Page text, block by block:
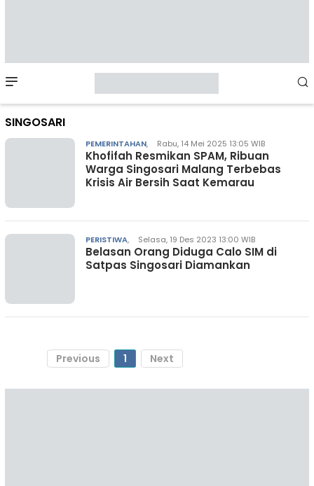
Menu
SINGOSARI
PEMERINTAHAN, Rabu, 14 Mei 2025 13:05 WIB
Khofifah Resmikan SPAM, Ribuan
Warga Singosari Malang Terbebas
Krisis Air Bersih Saat Kemarau
PERISTIWA, Selasa, 19 Des 2023 13:00 WIB
Belasan Orang Diduga Calo SIM di
Satpas Singosari Diamankan
Previous 1 Next